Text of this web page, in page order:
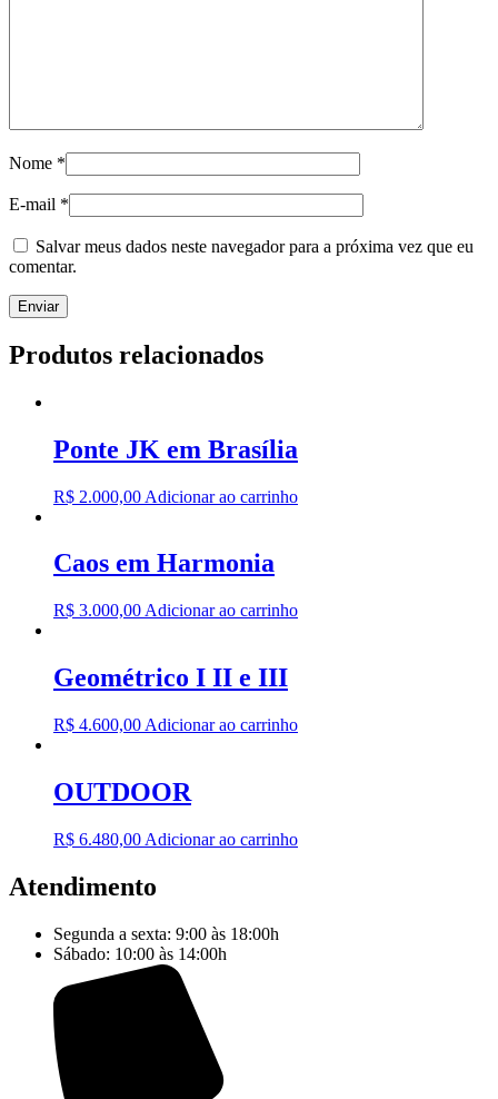
Nome *
E-mail *
Salvar meus dados neste navegador para a próxima vez que eu
comentar.
Produtos relacionados
Ponte JK em Brasília
R$ 2.000,00 Adicionar ao carrinho
Caos em Harmonia
R$ 3.000,00 Adicionar ao carrinho
Geométrico I II e III
R$ 4.600,00 Adicionar ao carrinho
OUTDOOR
R$ 6.480,00 Adicionar ao carrinho
Atendimento
Segunda a sexta: 9:00 às 18:00h
Sábado: 10:00 às 14:00h